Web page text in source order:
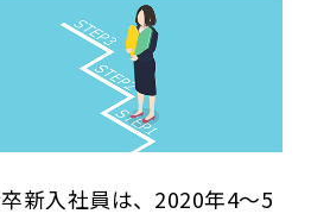
新入社員は、2020年4〜5